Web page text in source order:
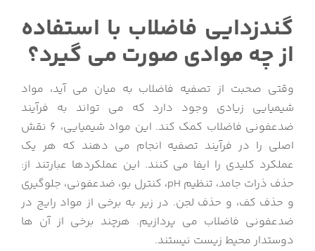
گندزدایی فاضلاب با استفاده
از چه موادی صورت می گیرد؟
وقتی صحبت از تصفیه فاضلاب به میان می آید، مواد
شیمیایی زیادی وجود دارد که می تواند به فرآیند
ضدعفونی فاضلاب کمک کند. این مواد شیمیایی، 6 نقش
اصلی را در فرآیند تصفیه انجام می دهند که هر یک
عملکرد کلیدی را ایفا می کنند. این عملکردها عبارتند از:
حذف ذرات جامد، تنظیم pH، کنترل بو، ضدعفونی، جلوگیری
و حذف کف، و حذف لجن. در زیر به برخی از مواد رایج در
ضدعفونی فاضلاب می پردازیم. هرچند برخی از آن ها
دوستدار محیط زیست نیستند.